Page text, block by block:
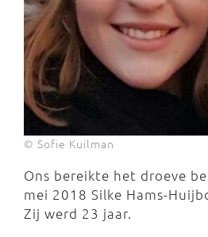
© Sofie Kuilman
Ons bereikte het droeve
mei 2018 Silke Hams-
Zij werd 23 jaar.